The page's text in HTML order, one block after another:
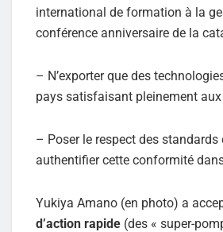
international de formation à la
conférence anniversaire de la
– N’exporter que des
pays satisfaisant pleinement aux
– Poser le respect des standards
authentifier cette conformité
Yukiya Amano (en photo) a
d’action rapide (des « super-